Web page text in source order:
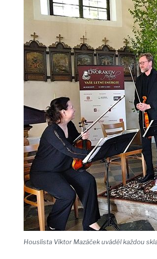
Houslista Viktor Mazáček uváděl každou